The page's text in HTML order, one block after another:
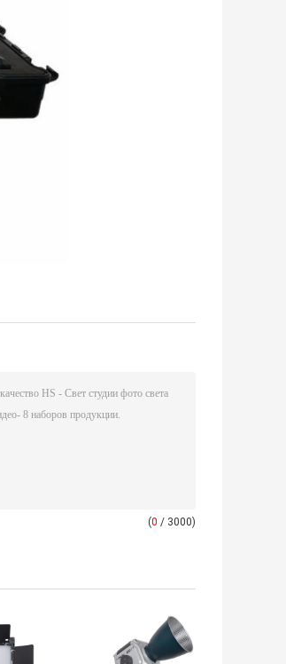
(0 / 3000)